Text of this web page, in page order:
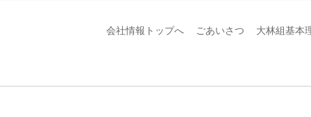
会社情報トップへ ごあいさつ 大林組基本